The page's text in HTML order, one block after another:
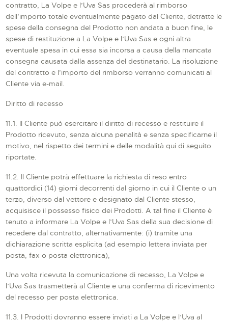
contratto, La Volpe e l’Uva Sas procederà al rimborso
dell’importo totale eventualmente pagato dal Cliente, detratte le
spese della consegna del Prodotto non andata a buon fine, le
spese di restituzione a La Volpe e l’Uva Sas e ogni altra
eventuale spesa in cui essa sia incorsa a causa della mancata
consegna causata dalla assenza del destinatario. La risoluzione
del contratto e l’importo del rimborso verranno comunicati al
Cliente via e-mail.
Diritto di recesso
11.1. Il Cliente può esercitare il diritto di recesso e restituire il
Prodotto ricevuto, senza alcuna penalità e senza specificarne il
motivo, nel rispetto dei termini e delle modalità qui di seguito
riportate.
11.2. Il Cliente potrà effettuare la richiesta di reso entro
quattordici (14) giorni decorrenti dal giorno in cui il Cliente o un
terzo, diverso dal vettore e designato dal Cliente stesso,
acquisisce il possesso fisico dei Prodotti. A tal fine il Cliente è
tenuto a informare La Volpe e l’Uva Sas della sua decisione di
recedere dal contratto, alternativamente: (i) tramite una
dichiarazione scritta esplicita (ad esempio lettera inviata per
posta, fax o posta elettronica),
Una volta ricevuta la comunicazione di recesso, La Volpe e
l’Uva Sas trasmetterà al Cliente e una conferma di ricevimento
del recesso per posta elettronica.
11.3. I Prodotti dovranno essere inviati a La Volpe e l’Uva al